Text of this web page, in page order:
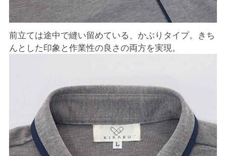
前立ては途中で縫い留めている、かぶりタイプ。きち
んとした印象と作業性の良さの両方を実現。